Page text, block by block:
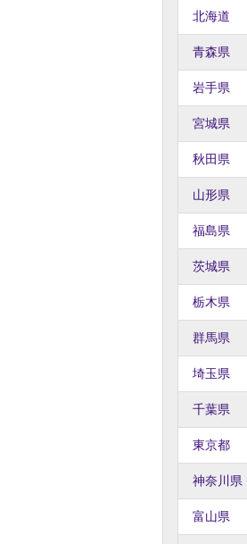
北海道
青森県
岩手県
宮城県
秋田県
山形県
福島県
茨城県
栃木県
群馬県
埼玉県
千葉県
東京都
神奈川県
富山県